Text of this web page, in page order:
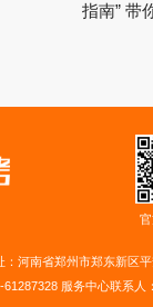
指南” 带
：河南省郑州市郑东新区
61287328 服务中心联系人